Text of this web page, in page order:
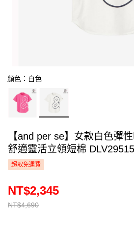
顏色：白色
【and per se】女款白色彈
舒適靈活立領短棉 DLV29515
超取免運費
NT$4,690
NT$2,345